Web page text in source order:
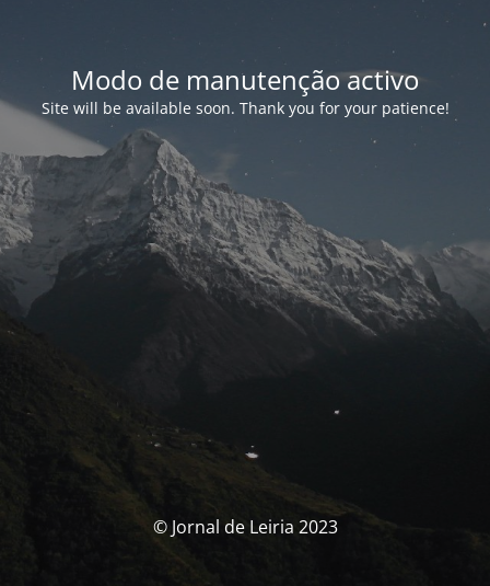
Modo de manutenção activo
Site will be available soon. Thank you for your patience!
© Jornal de Leiria 2023